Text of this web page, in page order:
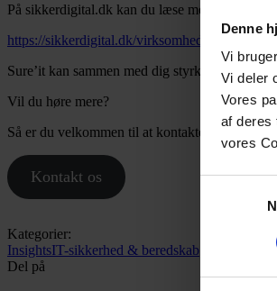
Denne
Vi
Vi deler
Vores
af deres
vores
På sikkerdigital.dk kan du læse meget mere
https://sikkerdigital.dk/virksomhed/syv-raad-
Sure’it kan sammen med dig styrke din
Vil du høre mere?
Så er du velkommen til at kontakte Per Ulrik
Kontakt os
Kategorier:
InsightsIT-sikkerhed & beredskab
Del på